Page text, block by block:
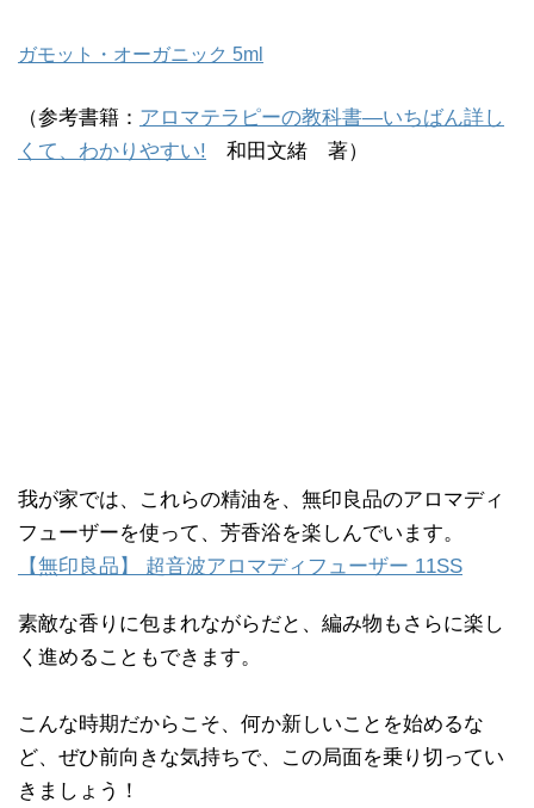
ガモット・オーガニック 5ml
（参考書籍： アロマテラピーの教科書―いちばん詳し
くて、わかりやすい! 和田文緒 著）
我が家では、これらの精油を、無印良品のアロマディ
フューザーを使って、芳香浴を楽しんでいます。
【無印良品】 超音波アロマディフューザー 11SS
素敵な香りに包まれながらだと、編み物もさらに楽し
く進めることもできます。
こんな時期だからこそ、何か新しいことを始めるな
ど、ぜひ前向きな気持ちで、この局面を乗り切ってい
きましょう！